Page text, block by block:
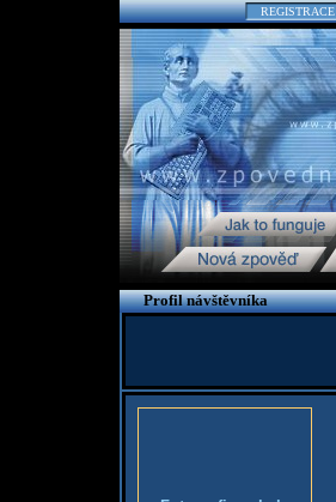
REGISTRACE
Profil návštěvníka